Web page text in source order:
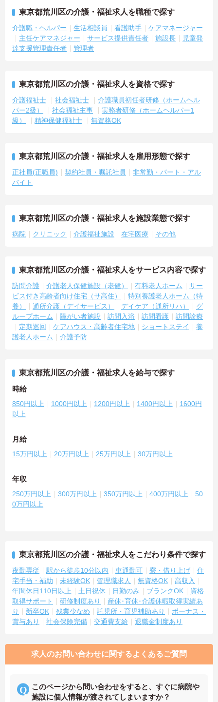
東京都荒川区の介護・福祉求人を職種で探す
介護職・ヘルパー 生活相談員 看護助手
ケアマネージャー
主任ケアマネジャー
サービス提供責任者 施設長
児童発
達支援管理責任者
管理者
東京都荒川区の介護・福祉求人を資格で探す
介護福祉士 社会福祉士
介護職員初任者研修（ホームヘル
パー2級）
社会福祉主事
実務者研修（ホームヘルパー1
級）
精神保健福祉士 無資格OK
東京都荒川区の介護・福祉求人を雇用形態で探す
正社員(正職員) 契約社員・嘱託社員
非常勤・パート・アル
バイト
東京都荒川区の介護・福祉求人を施設業態で探す
病院 クリニック 介護福祉施設 在宅医療 その他
東京都荒川区の介護・福祉求人をサービス内容で探す
訪問介護 介護老人保健施設（老健） 有料老人ホーム
サー
ビス付き高齢者向け住宅（サ高住）
特別養護老人ホーム（特
養）
通所介護（デイサービス） デイケア（通所リハ）
グ
ループホーム
障がい者施設 訪問入浴 訪問看護
訪問診療
定期巡回
ケアハウス・高齢者住宅地 ショートステイ
養
護老人ホーム
介護予防
東京都荒川区の介護・福祉求人を給与で探す
時給
850円以上 1000円以上 1200円以上 1400円以上
1600円
以上
月給
15万円以上 20万円以上 25万円以上 30万円以上
年収
250万円以上 300万円以上 350万円以上 400万円以上
50
0万円以上
東京都荒川区の介護・福祉求人をこだわり条件で探す
夜勤専従 駅から徒歩10分以内 車通勤可 寮・借り上げ
住
宅手当・補助
未経験OK 管理職求人 無資格OK
高収入
年間休日110日以上
土日祝休 日勤のみ ブランクOK
資格
取得サポート
研修制度あり
産休･育休･介護休暇取得実績あ
り
新卒OK 残業少なめ 託児所・育児補助あり
ボーナス・
賞与あり
社会保険完備 交通費支給 退職金制度あり
求人のお問い合わせに関するよくあるご質問
このページから問い合わせをすると、すぐに病院や
施設に個人情報が渡されてしまいますか？